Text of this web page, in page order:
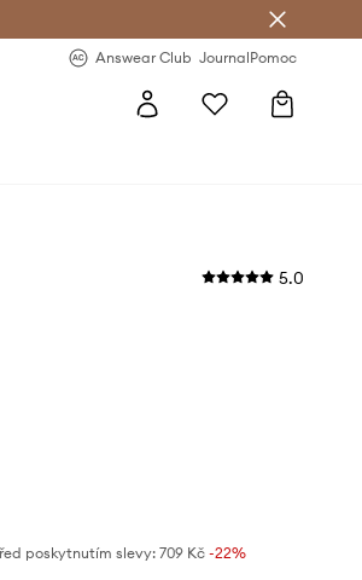
Answear Club JournalPomoc
5.0
poskytnutím slevy: 709 Kč -22%